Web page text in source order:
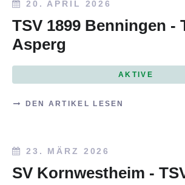
20. APRIL 2026
TSV 1899 Benningen -
Asperg
AKTIVE
DEN ARTIKEL LESEN
23. MÄRZ 2026
SV Kornwestheim -